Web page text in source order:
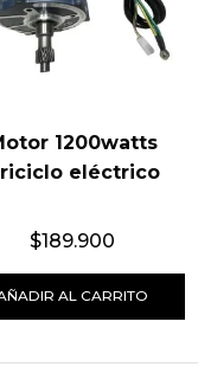
1200watts
eléctrico
$189.900
AL CARRITO